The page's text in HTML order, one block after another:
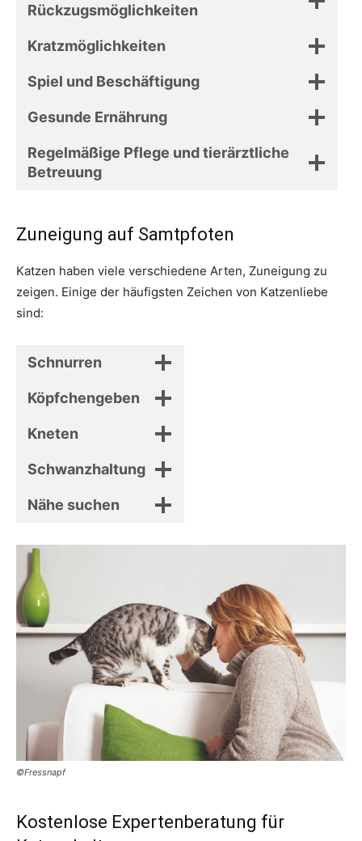
Rückzugsmöglichkeiten
Kratzmöglichkeiten
Spiel und Beschäftigung
Gesunde Ernährung
Regelmäßige Pflege und tierärztliche
Betreuung
Zuneigung auf Samtpfoten
Katzen haben viele verschiedene Arten, Zuneigung zu
zeigen. Einige der häufigsten Zeichen von Katzenliebe
sind:
Schnurren
Köpfchengeben
Kneten
Schwanzhaltung
Nähe suchen
©Fressnapf
Kostenlose Expertenberatung für